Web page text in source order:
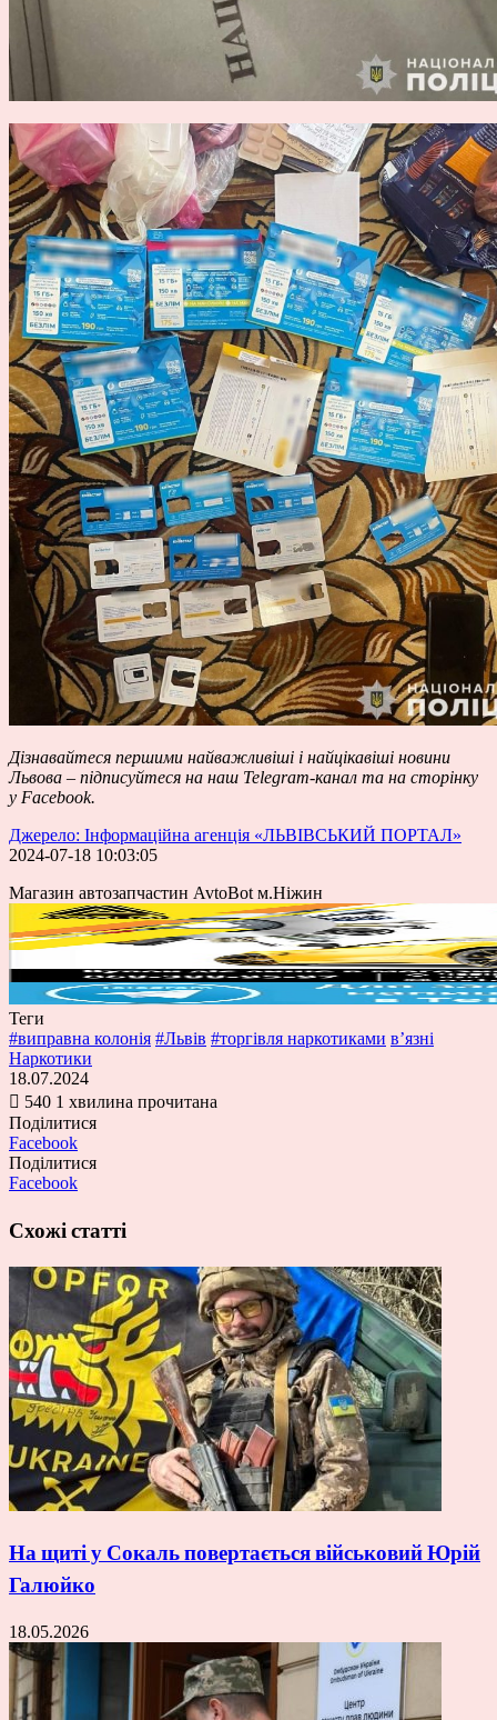
Дізнавайтеся першими найважливіші і найцікавіші новини
Львова – підписуйтеся на наш Telegram-канал та на сторінку
у Facebook.
Джерело: Інформаційна агенція «ЛЬВІВСЬКИЙ ПОРТАЛ»
2024-07-18 10:03:05
Магазин автозапчастин AvtoBot м.Ніжин
Теги
#виправна колонія #Львів #торгівля наркотиками вʼязні
Наркотики
18.07.2024
540 1 хвилина прочитана
Поділитися
Facebook
Поділитися
Facebook
Схожі статті
На щиті у Сокаль повертається військовий Юрій
Галюйко
18.05.2026